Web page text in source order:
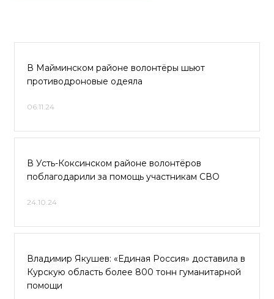
В Майминском районе волонтёры шьют
противодроновые одеяла
06.11.24
В Усть-Коксинском районе волонтёров
поблагодарили за помощь участникам СВО
24.10.24
Владимир Якушев: «Единая Россия» доставила в
Курскую область более 800 тонн гуманитарной
помощи